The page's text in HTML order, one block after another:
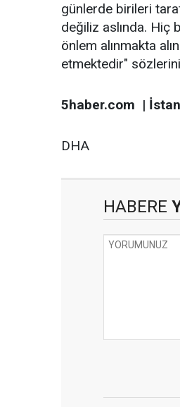
günlerde birileri
değiliz aslında. Hiç
önlem alınmakta
etmektedir"
5haber.com |
DHA
HABERE